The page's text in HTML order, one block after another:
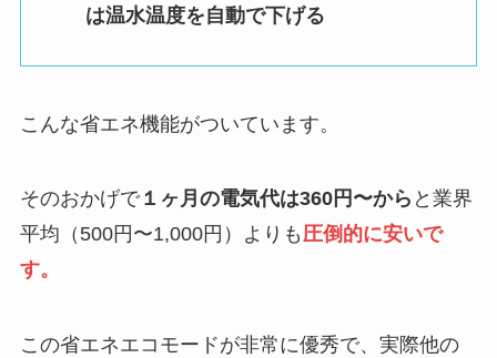
は温水温度を自動で下げる
こんな省エネ機能がついています。
そのおかげで１ヶ月の電気代は360円〜から と業界
平均 （500円〜1,000円） よりも圧倒的に安いで
す。
この省エネエコモードが非常に優秀で、実際他の